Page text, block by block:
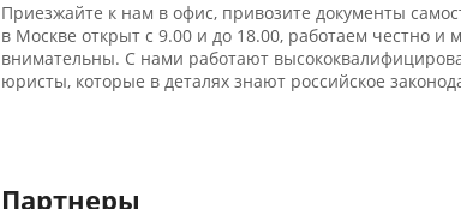
Приезжайте к нам в офис, привозите документы
в Москве открыт с 9.00 и до 18.00, работаем честно
внимательны. С нами работают
юристы, которые в деталях знают российское
Партнеры